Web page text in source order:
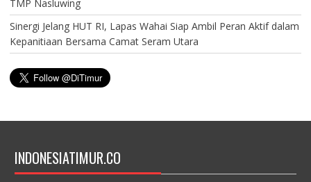
TMP Nasluwing
Sinergi Jelang HUT RI, Lapas Wahai Siap Ambil Peran Aktif dalam
Kepanitiaan Bersama Camat Seram Utara
INDONESIATIMUR.CO